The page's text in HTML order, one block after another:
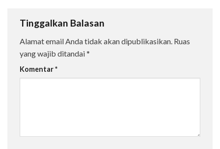
Tinggalkan Balasan
Alamat email Anda tidak akan dipublikasikan. Ruas
yang wajib ditandai*
Komentar*